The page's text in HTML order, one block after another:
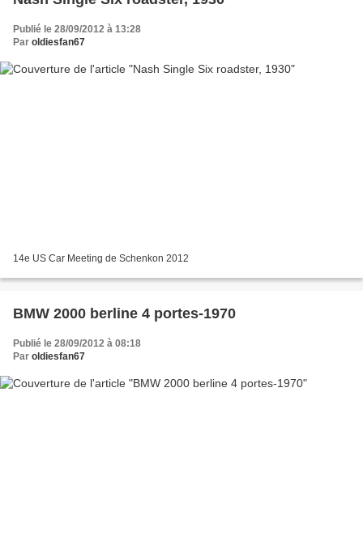
Publié le 28/09/2012 à 13:28
Par oldiesfan67
14e US Car Meeting de Schenkon 2012
BMW 2000 berline 4 portes-1970
Publié le 28/09/2012 à 08:18
Par oldiesfan67